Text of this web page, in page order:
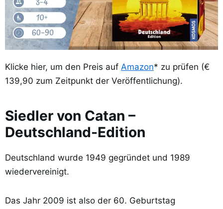
Klicke hier, um den Preis auf Amazon* zu prüfen (€
139,90 zum Zeitpunkt der Veröffentlichung).
Siedler von Catan –
Deutschland-Edition
Deutschland wurde 1949 gegründet und 1989
wiedervereinigt.
Das Jahr 2009 ist also der 60. Geburtstag